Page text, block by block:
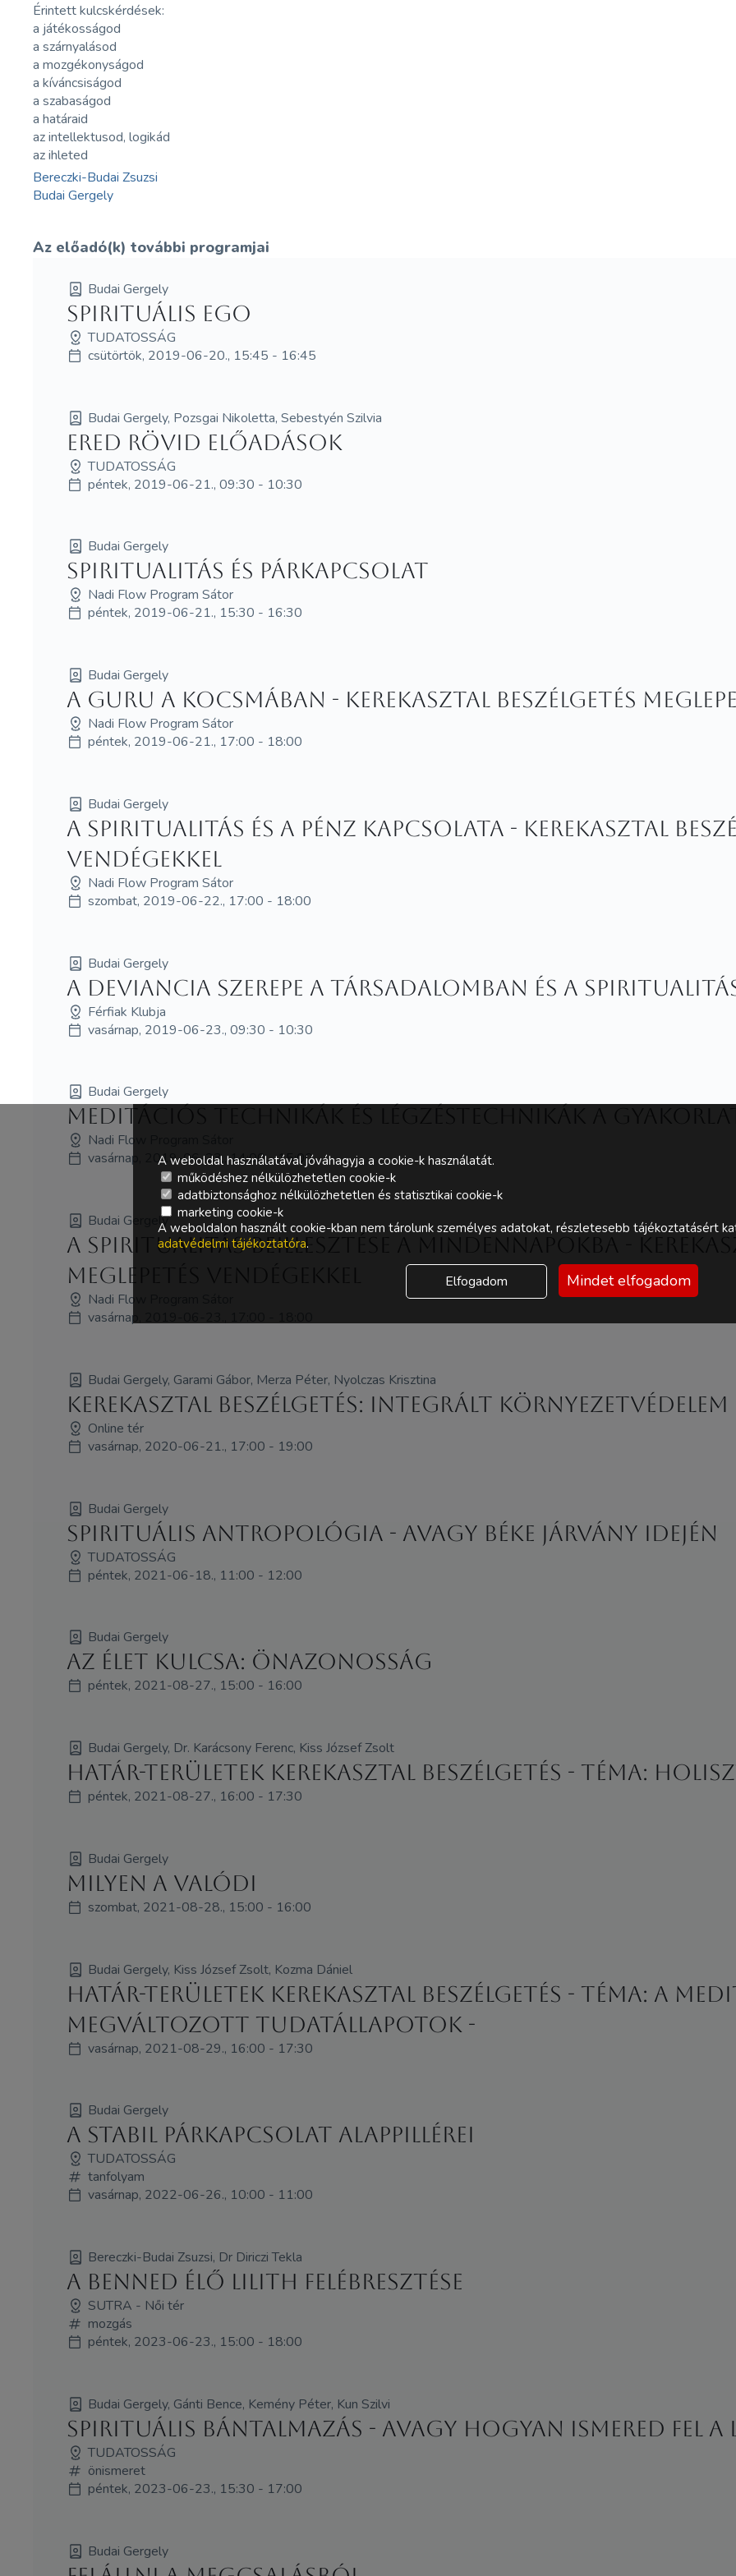
Érintett kulcskérdések:
a játékosságod
a szárnyalásod
a mozgékonyságod
a kíváncsiságod
a szabaságod
a határaid
az intellektusod, logikád
az ihleted
Bereczki-Budai Zsuzsi
Budai Gergely
Az előadó(k) további programjai
Budai Gergely
Spirituális Ego
TUDATOSSÁG
csütörtök, 2019-06-20., 15:45 - 16:45
Budai Gergely, Pozsgai Nikoletta, Sebestyén Szilvia
ERED rövid előadások
TUDATOSSÁG
péntek, 2019-06-21., 09:30 - 10:30
Budai Gergely
Spiritualitás és párkapcsolat
Nadi Flow Program Sátor
péntek, 2019-06-21., 15:30 - 16:30
Budai Gergely
A guru a kocsmában - Kerekasztal beszélgetés
Nadi Flow Program Sátor
péntek, 2019-06-21., 17:00 - 18:00
Budai Gergely
A spiritualitás és a pénz kapcsolata - Kerekasztal
vendégekkel
Nadi Flow Program Sátor
szombat, 2019-06-22., 17:00 - 18:00
Budai Gergely
A deviancia szerepe a társadalomban és a
Férfiak Klubja
vasárnap, 2019-06-23., 09:30 - 10:30
Budai Gergely
Meditációs technikák és légzéstechnikák a
Nadi Flow Program Sátor
vasárnap, 2019-06-23., 14:00 - 15:00
Budai Gergely
A spiritualitás beillesztése a mindennapokba -
meglepetés vendégekkel
Nadi Flow Program Sátor
vasárnap, 2019-06-23., 17:00 - 18:00
Budai Gergely, Garami Gábor, Merza Péter, Nyolczas Krisztina
Kerekasztal beszélgetés: Integrált környezetvédelem
Online tér
vasárnap, 2020-06-21., 17:00 - 19:00
Budai Gergely
Spirituális antropológia - avagy béke járvány idején
TUDATOSSÁG
péntek, 2021-06-18., 11:00 - 12:00
Budai Gergely
Az élet kulcsa: Önazonosság
péntek, 2021-08-27., 15:00 - 16:00
Budai Gergely, Dr. Karácsony Ferenc, Kiss József Zsolt
Határ-területek kerekasztal beszélgetés - Téma:
péntek, 2021-08-27., 16:00 - 17:30
Budai Gergely
Milyen a valódi
szombat, 2021-08-28., 15:00 - 16:00
Budai Gergely, Kiss József Zsolt, Kozma Dániel
Határ-területek kerekasztal beszélgetés - Téma: A
megváltozott tudatállapotok -
vasárnap, 2021-08-29., 16:00 - 17:30
Budai Gergely
A stabil párkapcsolat alappillérei
TUDATOSSÁG
tanfolyam
vasárnap, 2022-06-26., 10:00 - 11:00
Bereczki-Budai Zsuzsi, Dr Diriczi Tekla
A benned élő Lilith felébresztése
SUTRA - Női tér
mozgás
péntek, 2023-06-23., 15:00 - 18:00
Budai Gergely, Gánti Bence, Kemény Péter, Kun Szilvi
Spirituális bántalmazás - avagy hogyan ismered fel a
TUDATOSSÁG
önismeret
péntek, 2023-06-23., 15:30 - 17:00
Budai Gergely
A weboldal használatával jóváhagyja a cookie-k használatát.
működéshez nélkülözhetetlen cookie-k
adatbiztonsághoz nélkülözhetetlen és statisztikai cookie-k
marketing cookie-k
A weboldalon használt cookie-kban nem tárolunk személyes adatokat, részletesebb tájékoztatásért
adatvédelmi tájékoztatóra.
Elfogadom Mindet elfogadom